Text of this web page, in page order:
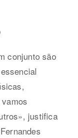
conjunto são
justifica